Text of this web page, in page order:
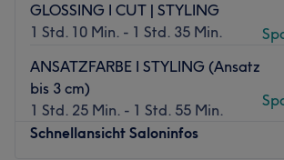
Deutsch, Englisch und Türkisch gesprochen.
Atmosphäre: Sauber, modern, freundlich.
Expertise: Haarpflege.
Extras: Kostenlose Getränke, kostenloses,
erlaubt, kinderfreundlich, klimatisiert,
GLOSSING I CUT | STYLING
1 Std. 10 Min. - 1 Std. 35 Min.
ANSATZFARBE I STYLING (Ansatz
bis 3 cm)
1 Std. 25 Min. - 1 Std. 55 Min.
Schnellansicht Saloninfos